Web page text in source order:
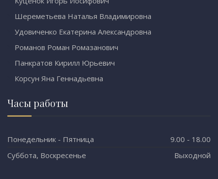
Шереметьева Наталья Владимировна
Удовиченко Екатерина Александровна
Романов Роман Ромазанович
Панкратов Кирилл Юрьевич
Корсун Яна Геннадьевна
Часы работы
Понедельник - Пятница
9.00 - 18.00
Суббота, Воскресенье
Выходной